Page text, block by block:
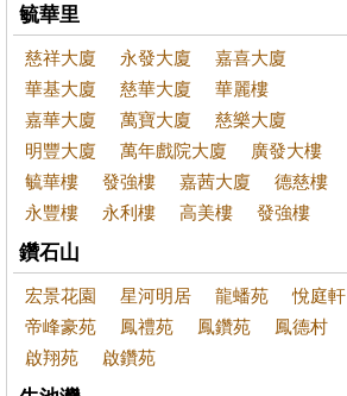
毓華里
慈祥大廈 永發大廈
嘉喜大廈
華基大廈
慈華大廈
華麗樓
嘉華大廈
萬寶大廈
慈樂大廈
明豐大廈
萬年戲院大廈
廣發大樓
毓華樓
發強樓 嘉茜大廈
德慈樓
永豐樓
永利樓 高美樓 發強樓
鑽石山
宏景花園 星河明居 龍蟠苑
悅庭軒
帝峰豪苑
鳳禮苑 鳳鑽苑
鳳德村
啟翔苑
啟鑽苑